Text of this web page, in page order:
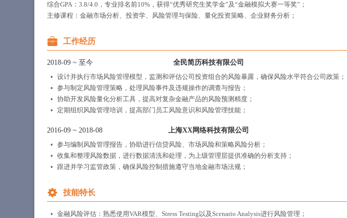
综合GPA：3.8/4.0，专业排名前10%，获得“优秀研究生奖学金”及“金融模拟大赛一等奖”；
主修课程：金融市场分析、投资学、风险管理与保险、量化投资策略、企业财务分析；
工作经历
2018-09 ~ 至今 全民简历科技有限公司
设计并执行市场风险管理模型，监测和评估公司投资组合的风险暴露，确保风险水平符合公司政策；
参与制定风险管理策略，处理风险事件及违规操作的调查与报告；
协助开发风险量化分析工具，提高对复杂金融产品的风险预测精度；
定期组织风险管理培训，提高部门员工风险意识和风险管理技能；
2016-09 ~ 2018-08 上海XX网络科技有限公司
参与编制风险管理报告，协助进行信贷风险、市场风险和策略风险分析；
收集和整理风险数据，进行数据清洗和处理，为上级管理层提供准确的分析支持；
跟进并学习监管政策，确保风险控制措施遵守当地金融市场法规；
技能特长
金融风险评估：熟悉使用VAR模型、Stress Testing以及Scenario Analysis进行风险管理；